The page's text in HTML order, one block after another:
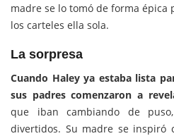
madre se lo tomó de forma épica
los carteles ella sola.
La sorpresa
Cuando Haley ya estaba lista
sus padres comenzaron a
que iban cambiando de
divertidos. Su madre se inspiró